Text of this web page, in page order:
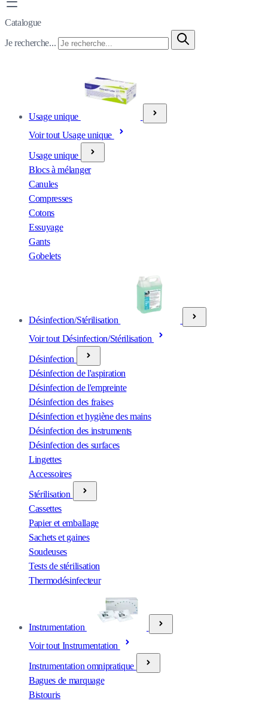
Catalogue
Je recherche...
Usage unique
Voir tout Usage unique
Usage unique
Blocs à mélanger
Canules
Compresses
Cotons
Essuyage
Gants
Gobelets
Désinfection/Stérilisation
Voir tout Désinfection/Stérilisation
Désinfection
Désinfection de l'aspiration
Désinfection de l'empreinte
Désinfection des fraises
Désinfection et hygiène des mains
Désinfection des instruments
Désinfection des surfaces
Lingettes
Accessoires
Stérilisation
Cassettes
Papier et emballage
Sachets et gaines
Soudeuses
Tests de stérilisation
Thermodésinfecteur
Instrumentation
Voir tout Instrumentation
Instrumentation omnipratique
Bagues de marquage
Bistouris